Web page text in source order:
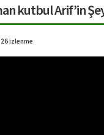
kutbul Arif’in
izlenme